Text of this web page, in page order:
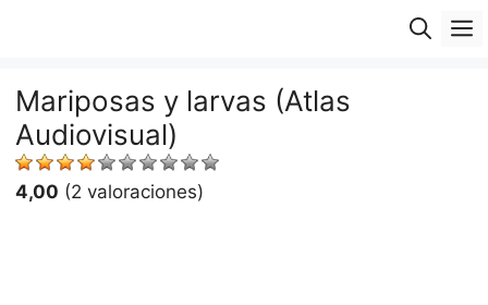
Mariposas y larvas (Atlas
Audiovisual)
4,00 (2 valoraciones)